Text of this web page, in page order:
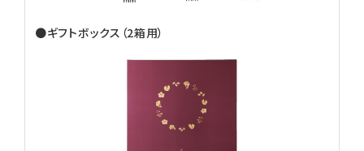
●ギフトボックス（2箱用）